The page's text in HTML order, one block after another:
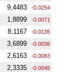
9,4483 -0.0254
1,8899 -0.0071
8,1167 -0.0135
3,6899 -0.0036
2,6163 -0.0083
2,3335 -0.0045